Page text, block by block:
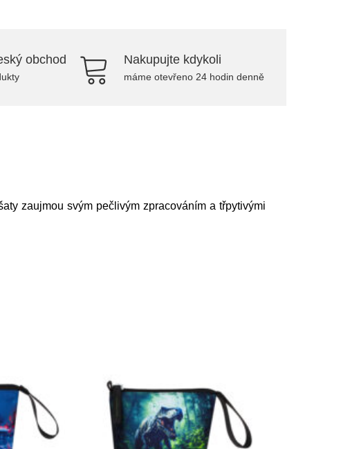
obchod Nakupujte kdykoli
máme otevřeno 24 hodin denně
zaujmou svým pečlivým zpracováním a třpytivými